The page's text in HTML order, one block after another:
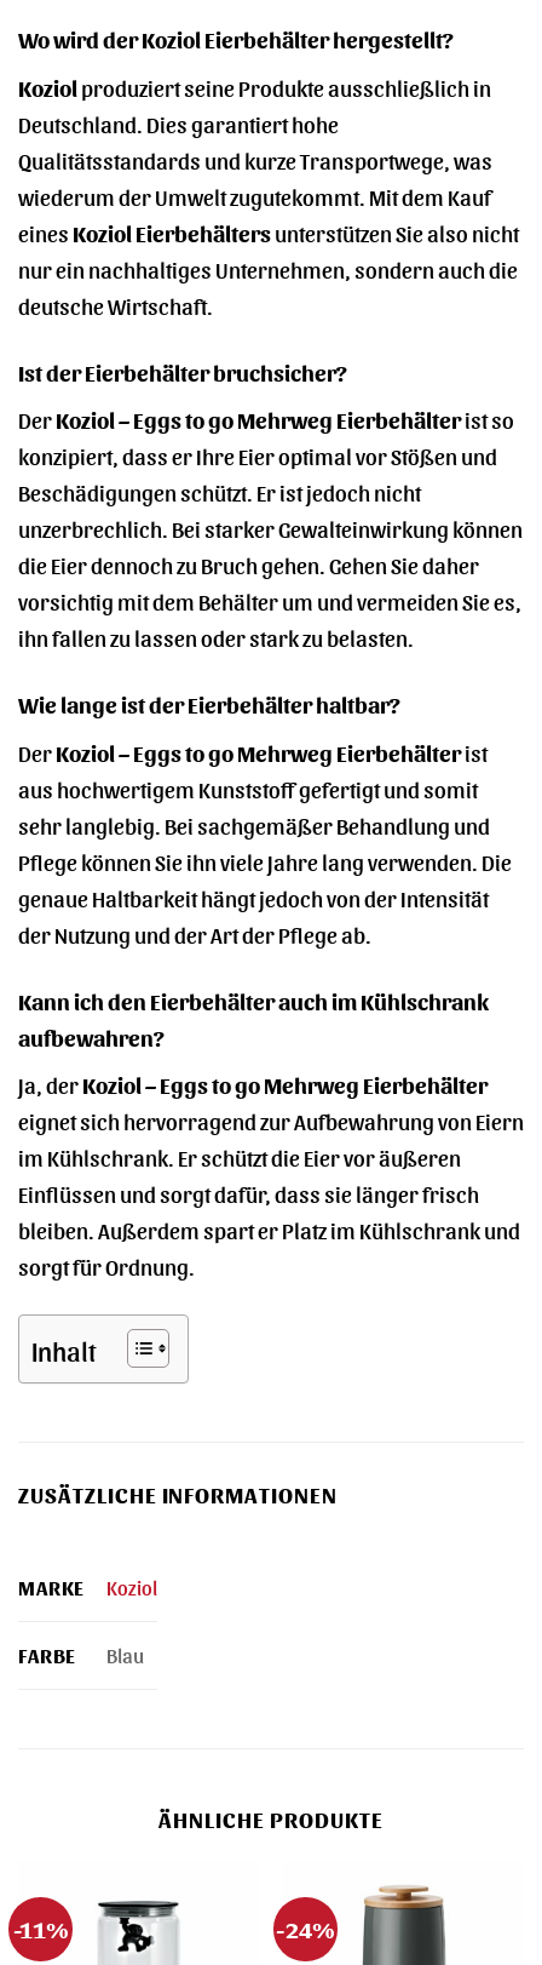
Wo wird der Koziol Eierbehälter hergestellt?
Koziol produziert seine Produkte ausschließlich in
Deutschland. Dies garantiert hohe
Qualitätsstandards und kurze Transportwege, was
wiederum der Umwelt zugutekommt. Mit dem Kauf
eines Koziol Eierbehältersunterstützen Sie also nicht
nur ein nachhaltiges Unternehmen, sondern auch die
deutsche Wirtschaft.
Ist der Eierbehälter bruchsicher?
DerKoziol – Eggs to go Mehrweg Eierbehälterist so
konzipiert, dass er Ihre Eier optimal vor Stößen und
Beschädigungen schützt. Er ist jedoch nicht
unzerbrechlich. Bei starker Gewalteinwirkung können
die Eier dennoch zu Bruch gehen. Gehen Sie daher
vorsichtig mit dem Behälter um und vermeiden Sie es,
ihn fallen zu lassen oder stark zu belasten.
Wie lange ist der Eierbehälter haltbar?
DerKoziol – Eggs to go Mehrweg Eierbehälterist
aus hochwertigem Kunststoff gefertigt und somit
sehr langlebig. Bei sachgemäßer Behandlung und
Pflege können Sie ihn viele Jahre lang verwenden. Die
genaue Haltbarkeit hängt jedoch von der Intensität
der Nutzung und der Art der Pflege ab.
Kann ich den Eierbehälter auch im Kühlschrank
aufbewahren?
Ja, derKoziol – Eggs to go Mehrweg Eierbehälter
eignet sich hervorragend zur Aufbewahrung von Eiern
im Kühlschrank. Er schützt die Eier vor äußeren
Einflüssen und sorgt dafür, dass sie länger frisch
bleiben. Außerdem spart er Platz im Kühlschrank und
sorgt für Ordnung.
Inhalt
ZUSÄTZLICHE INFORMATIONEN
MARKE Koziol
FARBE Blau
ÄHNLICHE PRODUKTE
-11% -24%